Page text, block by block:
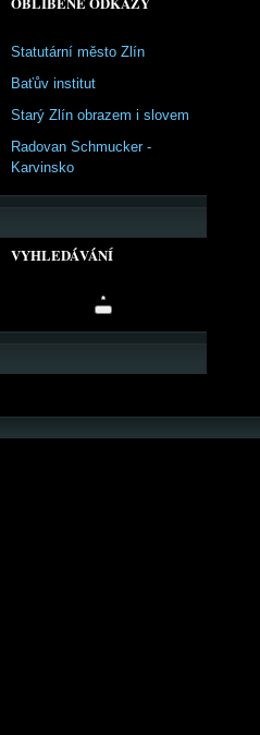
Statutární město Zlín
Baťův institut
Starý Zlín obrazem i slovem
Radovan Schmucker -
Karvinsko
VYHLEDÁVÁNÍ